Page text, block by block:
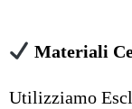
Materiali
Utilizziamo